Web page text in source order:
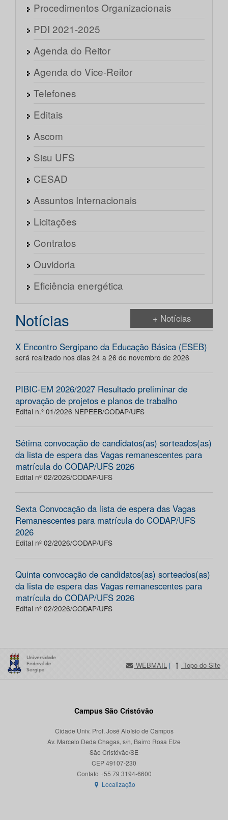
Procedimentos Organizacionais
PDI 2021-2025
Agenda do Reitor
Agenda do Vice-Reitor
Telefones
Editais
Ascom
Sisu UFS
CESAD
Assuntos Internacionais
Licitações
Contratos
Ouvidoria
Eficiência energética
Notícias + Notícias
X Encontro Sergipano da Educação Básica (ESEB)
será realizado nos dias 24 a 26 de novembro de 2026
PIBIC-EM 2026/2027 Resultado preliminar de
aprovação de projetos e planos de trabalho
Edital n.º 01/2026 NEPEEB/CODAP/UFS
Sétima convocação de candidatos(as) sorteados(as)
da lista de espera das Vagas remanescentes para
matrícula do CODAP/UFS 2026
Edital nº 02/2026/CODAP/UFS
Sexta Convocação da lista de espera das Vagas
Remanescentes para matrícula do CODAP/UFS
2026
Edital nº 02/2026/CODAP/UFS
Quinta convocação de candidatos(as) sorteados(as)
da lista de espera das Vagas remanescentes para
matrícula do CODAP/UFS 2026
Edital nº 02/2026/CODAP/UFS
WEBMAIL | Topo do Site
Campus São Cristóvão
Cidade Univ. Prof. José Aloísio de Campos
Av. Marcelo Deda Chagas, s/n, Bairro Rosa Elze
São Cristóvão/SE
CEP 49107-230
Localização